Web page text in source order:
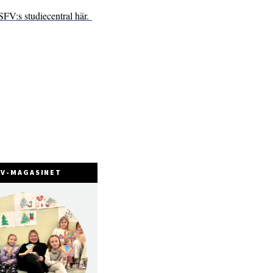
studiecentral här.
MAGASINET